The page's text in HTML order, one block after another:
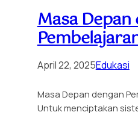
Masa Depan
April 22, 2025Edukasi
Masa Depan dengan
Untuk menciptakan